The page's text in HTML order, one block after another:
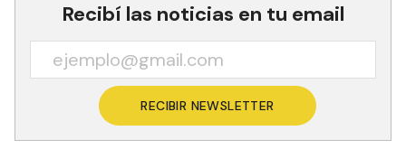
Recibí las noticias en tu email
RECIBIR NEWSLETTER